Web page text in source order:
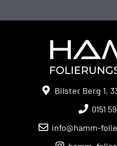
Bilster Berg 1,
0151
info@hamm-